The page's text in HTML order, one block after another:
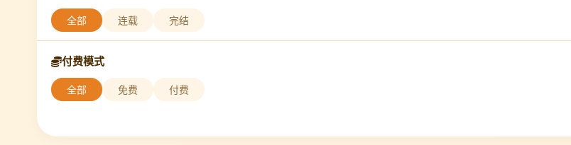
全部 连载 完结
付费模式
全部 免费 付费